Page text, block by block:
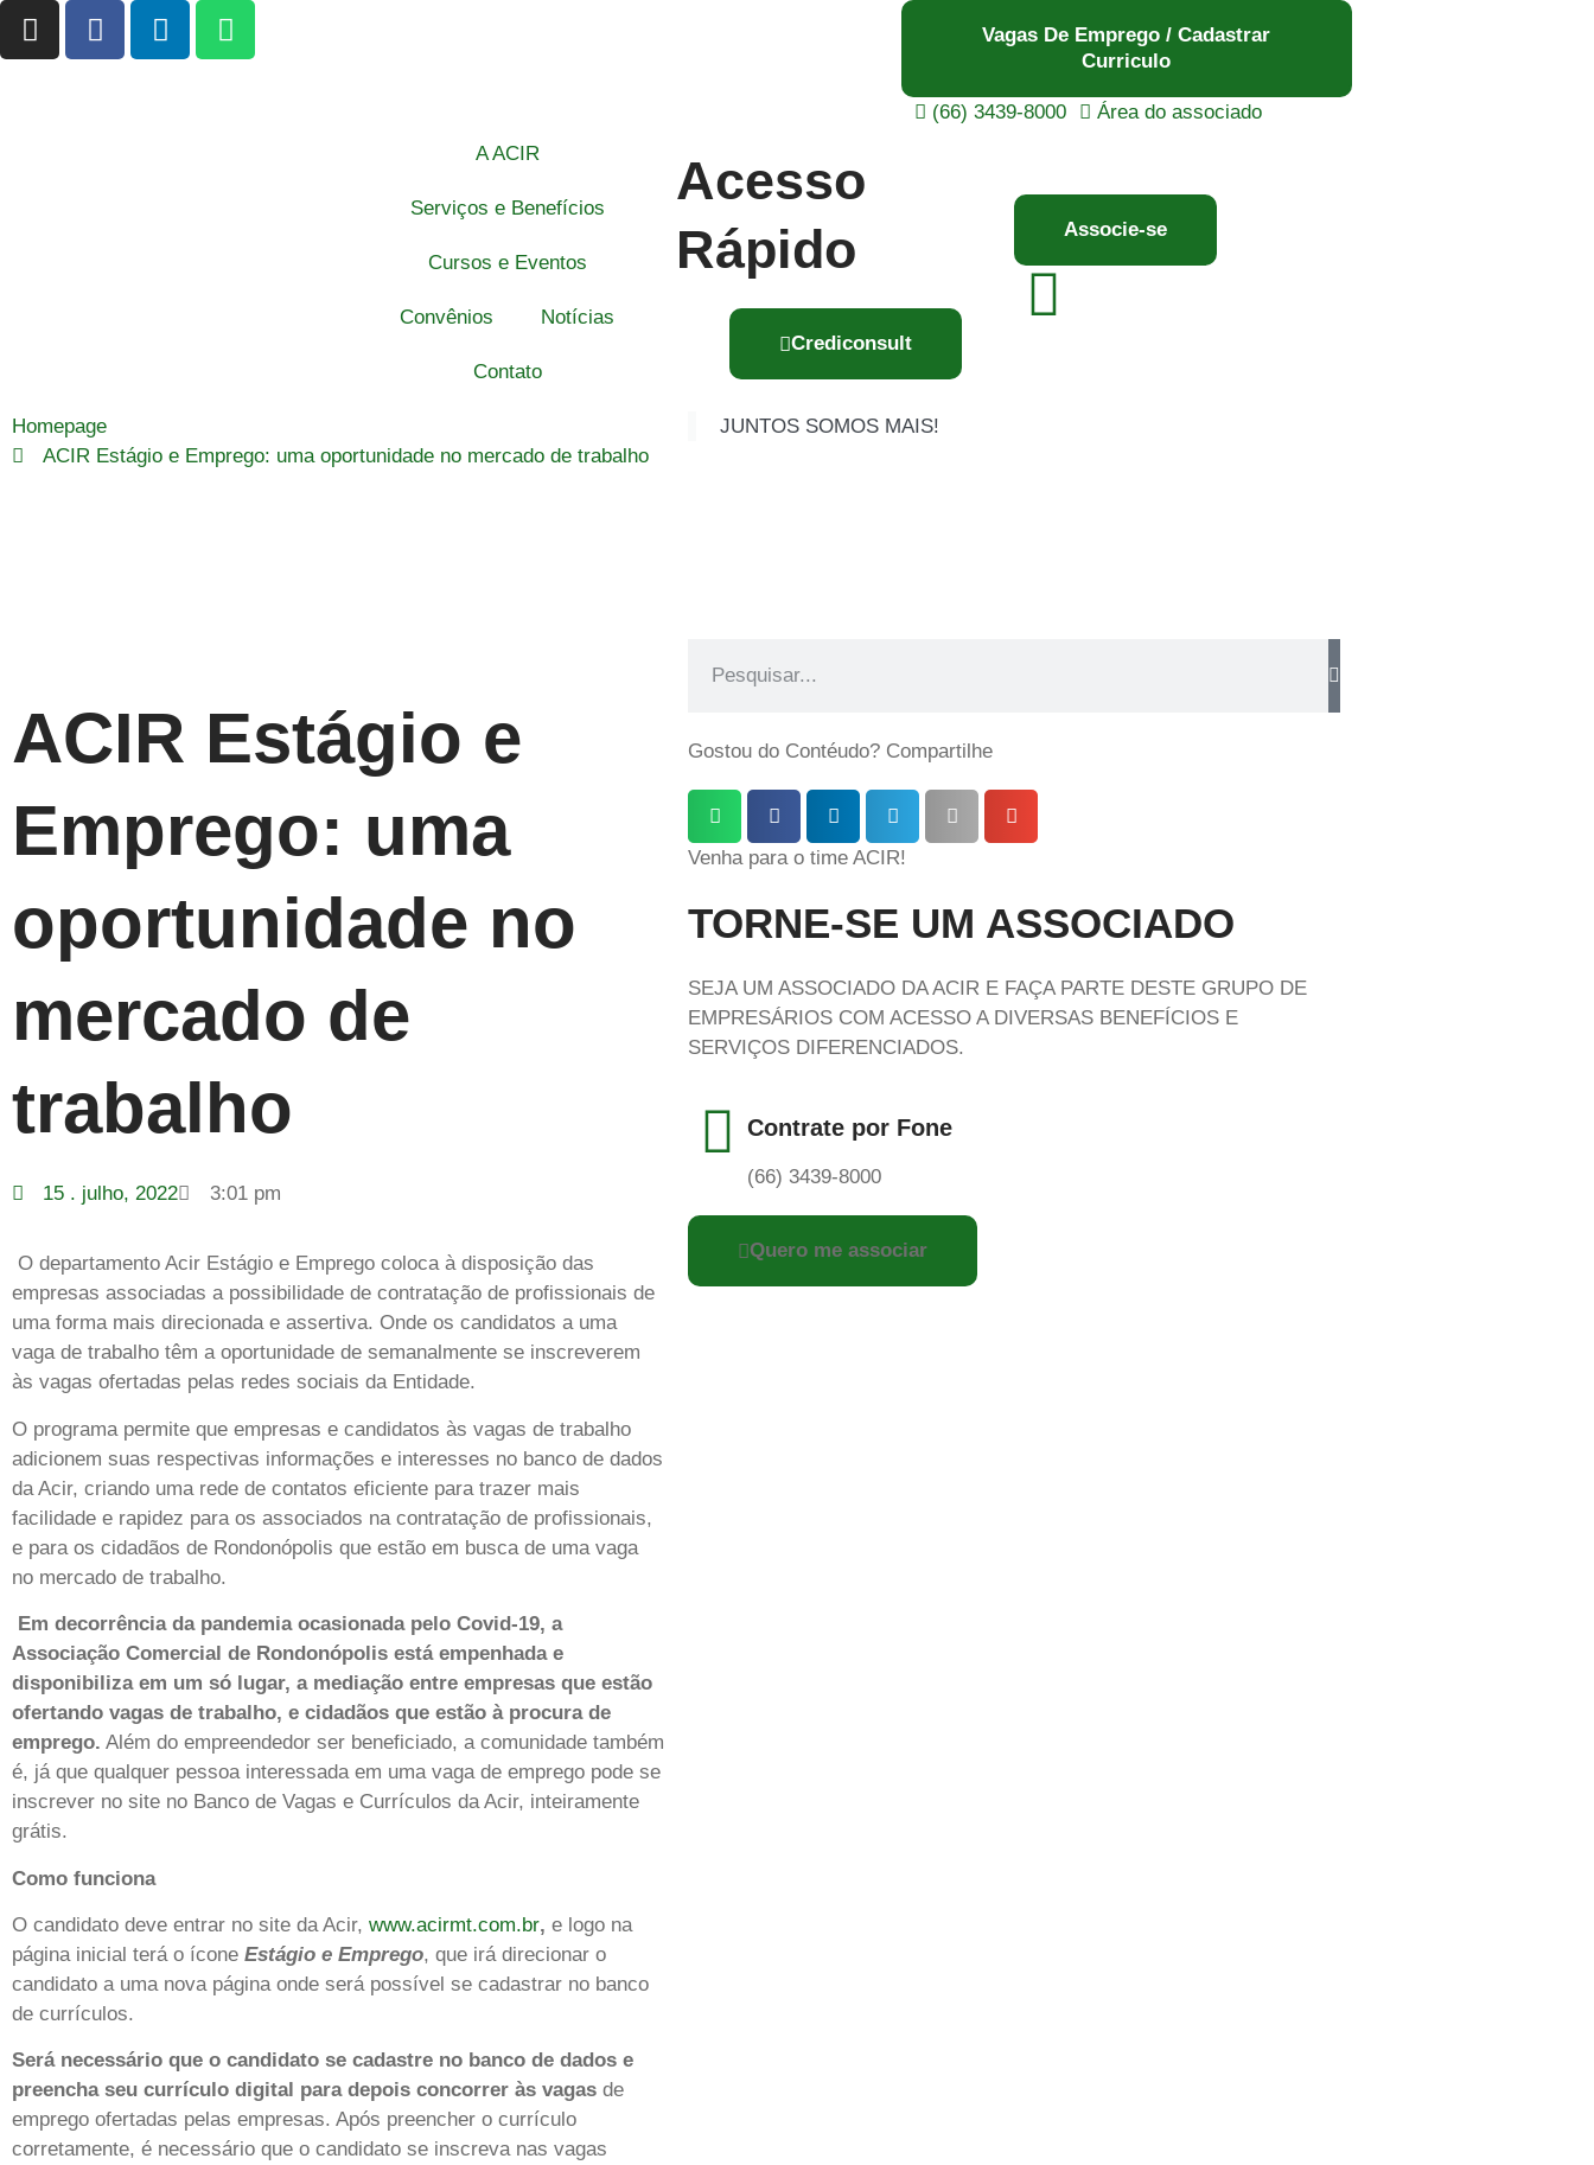
Vagas De Emprego / Cadastrar
Curriculo
(66) 3439-8000
Área do associado
A ACIR
Serviços e Benefícios
Cursos e Eventos
Convênios Notícias
Contato
Acesso
Rápido
Crediconsult
Associe-se
Homepage
ACIR Estágio e Emprego: uma oportunidade no mercado de trabalho
JUNTOS SOMOS MAIS!
ACIR Estágio e
Emprego: uma
oportunidade no
mercado de
trabalho
15 . julho, 2022 3:01 pm
O departamento Acir Estágio e Emprego coloca à disposição das
empresas associadas a possibilidade de contratação de profissionais de
uma forma mais direcionada e assertiva. Onde os candidatos a uma
vaga de trabalho têm a oportunidade de semanalmente se inscreverem
às vagas ofertadas pelas redes sociais da Entidade.
O programa permite que empresas e candidatos às vagas de trabalho
adicionem suas respectivas informações e interesses no banco de dados
da Acir, criando uma rede de contatos eficiente para trazer mais
facilidade e rapidez para os associados na contratação de profissionais,
e para os cidadãos de Rondonópolis que estão em busca de uma vaga
no mercado de trabalho.
Em decorrência da pandemia ocasionada pelo Covid-19, a
Associação Comercial de Rondonópolis está empenhada e
disponibiliza em um só lugar, a mediação entre empresas que estão
ofertando vagas de trabalho, e cidadãos que estão à procura de
emprego. Além do empreendedor ser beneficiado, a comunidade também
é, já que qualquer pessoa interessada em uma vaga de emprego pode se
inscrever no site no Banco de Vagas e Currículos da Acir, inteiramente
grátis.
Como funciona
O candidato deve entrar no site da Acir, www.acirmt.com.br, e logo na
página inicial terá o ícone Estágio e Emprego, que irá direcionar o
candidato a uma nova página onde será possível se cadastrar no banco
de currículos.
Será necessário que o candidato se cadastre no banco de dados e
preencha seu currículo digital para depois concorrer às vagas de
emprego ofertadas pelas empresas. Após preencher o currículo
corretamente, é necessário que o candidato se inscreva nas vagas
Gostou do Contéudo? Compartilhe
Venha para o time ACIR!
TORNE-SE UM ASSOCIADO
SEJA UM ASSOCIADO DA ACIR E FAÇA PARTE DESTE GRUPO DE
EMPRESÁRIOS COM ACESSO A DIVERSAS BENEFÍCIOS E
SERVIÇOS DIFERENCIADOS.
Contrate por Fone
(66) 3439-8000
Quero me associar